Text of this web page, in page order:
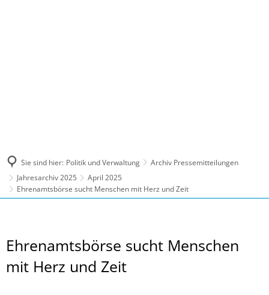
Sie sind hier: Politik und Verwaltung
Archiv Pressemitteilungen
Jahresarchiv 2025
April 2025
Ehrenamtsbörse sucht Menschen mit Herz und Zeit
Ehrenamtsbörse sucht Menschen
mit Herz und Zeit